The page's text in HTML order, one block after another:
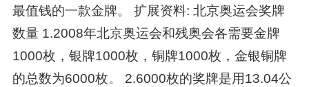
最值钱的一款金牌。 扩展资料: 北京奥运会奖牌
数量 1.2008年北京奥运会和残奥会各需要金牌
1000枚，银牌1000枚，铜牌1000枚，金银铜牌
的总数为6000枚。 2.6000枚的奖牌是用13.04公